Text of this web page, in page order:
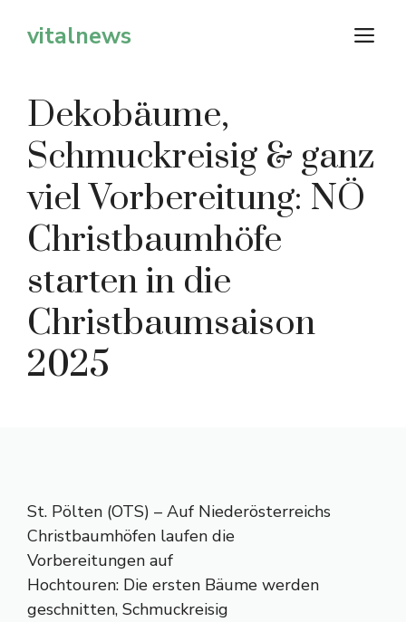
Inhaltvitalnews
Dekobäume,
Schmuckreisig & ganz
viel Vorbereitung: NÖ
Christbaumhöfe
starten in die
Christbaumsaison
2025
St. Pölten (OTS) – Auf Niederösterreichs
Christbaumhöfen laufen die
Vorbereitungen auf
Hochtouren: Die ersten Bäume werden
geschnitten, Schmuckreisig